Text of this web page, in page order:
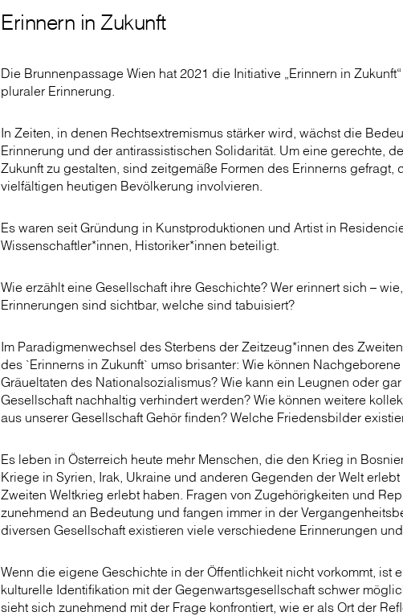
Erinnern in Zukunft
Die Brunnenpassage Wien hat 2021 die Initiative „Erinnern in
pluraler Erinnerung.
In Zeiten, in denen Rechtsextremismus stärker wird, wächst die
Erinnerung und der antirassistischen Solidarität. Um eine gerechte,
Zukunft zu gestalten, sind zeitgemäße Formen des Erinnerns gefragt,
vielfältigen heutigen Bevölkerung involvieren.
Es waren seit Gründung in Kunstproduktionen und Artist in
Wissenschaftler*innen, Historiker*innen beteiligt.
Wie erzählt eine Gesellschaft ihre Geschichte? Wer erinnert sich –
Erinnerungen sind sichtbar, welche sind tabuisiert?
Im Paradigmenwechsel des Sterbens der Zeitzeug*innen des
des `Erinnerns in Zukunft` umso brisanter: Wie können
Gräueltaten des Nationalsozialismus? Wie kann ein Leugnen oder
Gesellschaft nachhaltig verhindert werden? Wie können weitere
aus unserer Gesellschaft Gehör finden? Welche Friedensbilder
Es leben in Österreich heute mehr Menschen, die den Krieg in
Kriege in Syrien, Irak, Ukraine und anderen Gegenden der Welt
Zweiten Weltkrieg erlebt haben. Fragen von Zugehörigkeiten und
zunehmend an Bedeutung und fangen immer in der
diversen Gesellschaft existieren viele verschiedene Erinnerungen
Wenn die eigene Geschichte in der Öffentlichkeit nicht vorkommt, ist
kulturelle Identifikation mit der Gegenwartsgesellschaft schwer
sieht sich zunehmend mit der Frage konfrontiert, wie er als Ort der